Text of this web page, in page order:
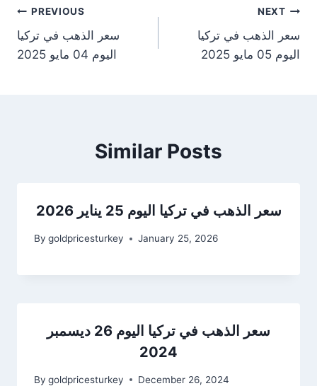
PREVIOUS
سعر الذهب في تركيا
اليوم 04 مايو 2025
NEXT
سعر الذهب في تركيا
اليوم 05 مايو 2025
Similar Posts
سعر الذهب في تركيا اليوم 25 يناير 2026
By goldpricesturkey January 25, 2026
سعر الذهب في تركيا اليوم 26 ديسمبر
2024
By goldpricesturkey December 26, 2024